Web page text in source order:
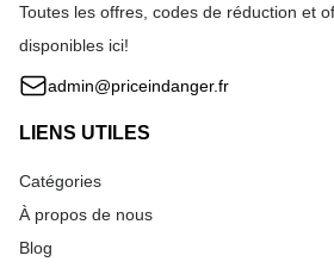
Toutes les offres, codes de réduction et
disponibles ici!
admin@priceindanger.fr
LIENS UTILES
Catégories
À propos de nous
Blog